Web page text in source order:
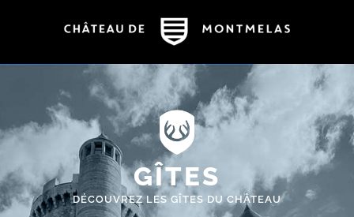
GÎTES
DÉCOUVREZ LES GÎTES DU CHÂTEAU